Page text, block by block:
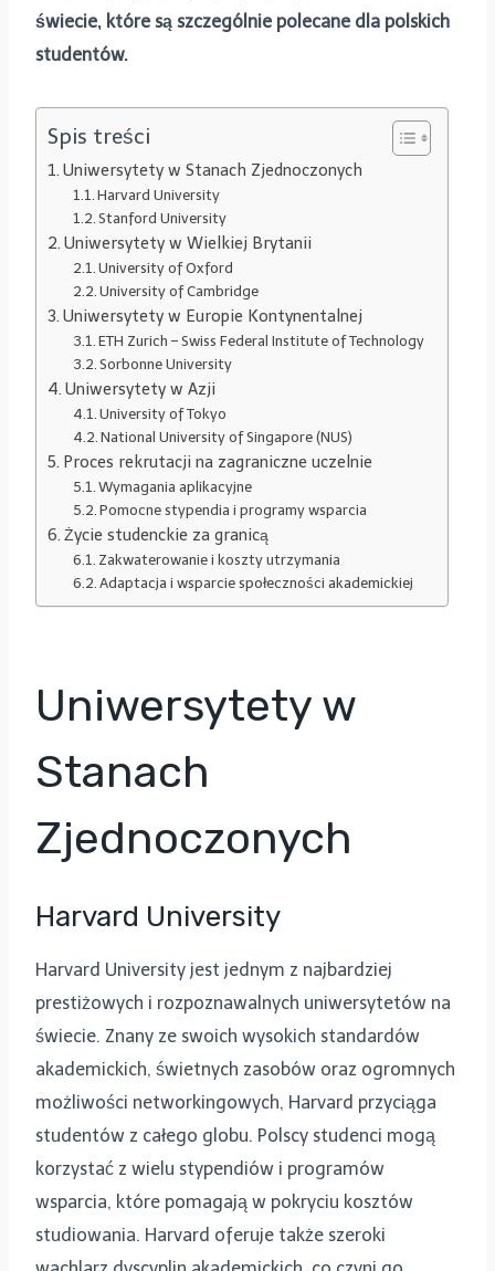
świecie, które są szczególnie polecane dla polskich
studentów.
Spis treści
Uniwersytety w Stanach Zjednoczonych
Harvard University
Stanford University
Uniwersytety w Wielkiej Brytanii
University of Oxford
University of Cambridge
Uniwersytety w Europie Kontynentalnej
ETH Zurich – Swiss Federal Institute of Technology
Sorbonne University
Uniwersytety w Azji
University of Tokyo
National University of Singapore (NUS)
Proces rekrutacji na zagraniczne uczelnie
Wymagania aplikacyjne
Pomocne stypendia i programy wsparcia
Życie studenckie za granicą
Zakwaterowanie i koszty utrzymania
Adaptacja i wsparcie społeczności akademickiej
Uniwersytety w
Stanach
Zjednoczonych
Harvard University
Harvard University jest jednym z najbardziej
prestiżowych i rozpoznawalnych uniwersytetów na
świecie. Znany ze swoich wysokich standardów
akademickich, świetnych zasobów oraz ogromnych
możliwości networkingowych, Harvard przyciąga
studentów z całego globu. Polscy studenci mogą
korzystać z wielu stypendiów i programów
wsparcia, które pomagają w pokryciu kosztów
studiowania. Harvard oferuje także szeroki